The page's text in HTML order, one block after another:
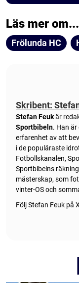
Läs mer om...
Frölunda HC
Skribent:
Stefan Feukär
Sportbibeln. Han
erfarenhet av att
i de populäraste
Fotbollskanalen,
Sportbibelns
mästerskap, som
vinter-OS och
Följ Stefan Feuk på X